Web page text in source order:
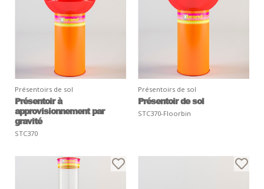
Présentoirs de sol
Présentoir à
approvisionnement par
gravité
STC370
Présentoirs de sol
Présentoir de sol
STC370-Floorbin